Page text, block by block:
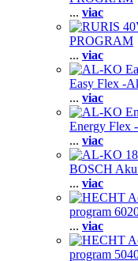
... viac
PROGRAM
... viac
Easy Flex -
... viac
Energy Flex
... viac
BOSCH
... viac
program
... viac
program